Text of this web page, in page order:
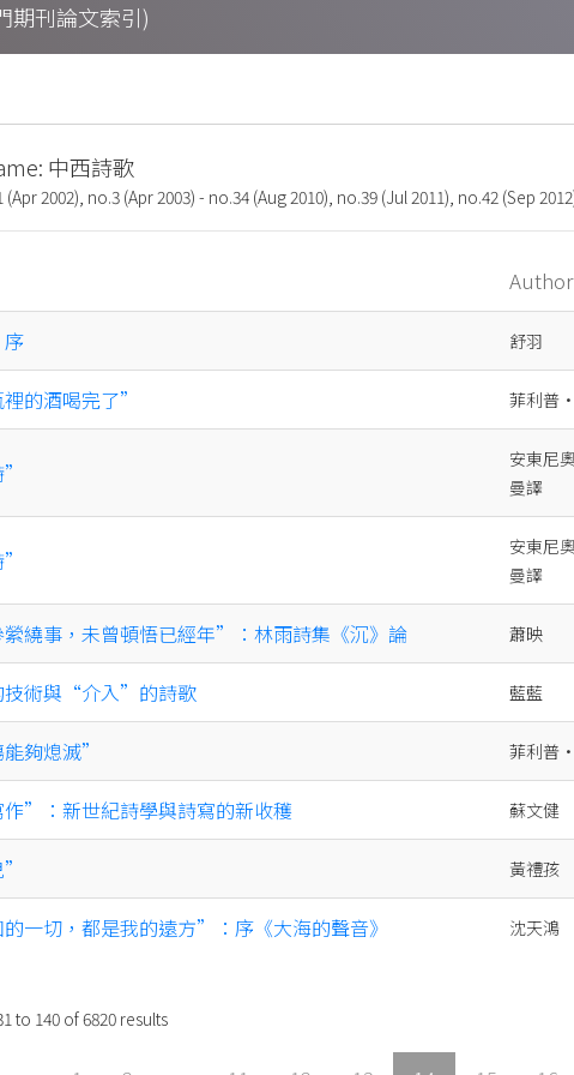
期刊論文索引)
中西詩歌
2002), no.3 (Apr 2003) - no.34 (Aug 2010), no.39 (Jul 2011), no.42 (Sep
Author
序 舒羽
的酒喝完了” 菲利普
安東尼
曼譯
安東尼
曼譯
縈繞事，未曾頓悟已經年”：林雨詩集《沉》論 蕭映
術與“介入”的詩歌 藍藍
夠熄滅” 菲利普
作”：新世紀詩學與詩寫的新收穫 蘇文健
黃禮孩
的一切，都是我的遠方”：序《大海的聲音》 沈天鴻
to 140 of6820 results